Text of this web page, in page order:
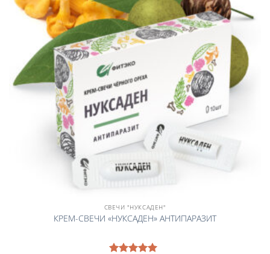
СВЕЧИ "НУКСАДЕН"
КРЕМ-СВЕЧИ «НУКСАДЕН» АНТИПАРАЗИТ